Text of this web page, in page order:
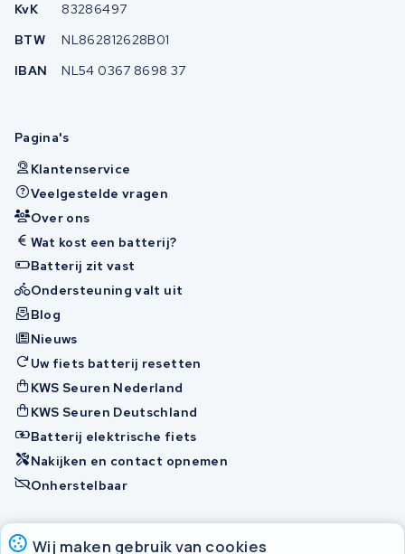
Wij maken gebruik van cookies
KvK
83286497
BTW
NL862812628B01
IBAN
NL54 0367 8698 37
Pagina's
Klantenservice
Veelgestelde vragen
Over ons
Wat kost een batterij?
Batterij zit vast
Ondersteuning valt uit
Blog
Nieuws
Uw fiets batterij resetten
KWS Seuren Nederland
KWS Seuren Deutschland
Batterij elektrische fiets
Nakijken en contact opnemen
Onherstelbaar
Accu's